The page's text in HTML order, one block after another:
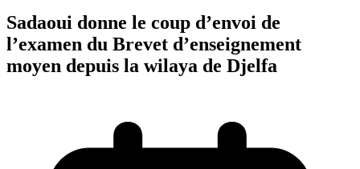
Sadaoui donne le coup d’envoi de
l’examen du Brevet d’enseignement
moyen depuis la wilaya de Djelfa